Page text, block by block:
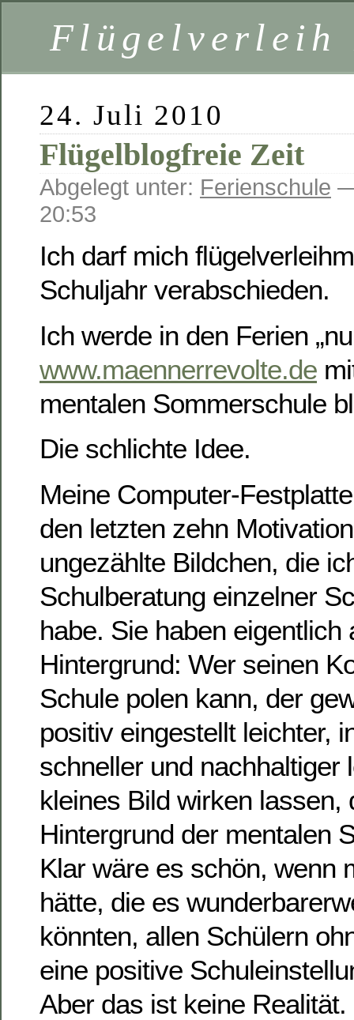
Flügelverleih
24. Juli 2010
Flügelblogfreie Zeit
Abgelegt unter: Ferienschule
20:53
Ich darf mich
Schuljahr verabschieden.
Ich werde in den Ferien
www.maennerrevolte.de
mentalen Sommerschule
Die schlichte Idee.
Meine Computer-
den letzten zehn
ungezählte Bildchen, die
Schulberatung einzelner
habe. Sie haben eigentlich
Hintergrund: Wer seinen
Schule polen kann, der
positiv eingestellt leichter,
schneller und nachhaltiger
kleines Bild wirken lassen,
Hintergrund der mentalen
Klar wäre es schön, wenn
hätte, die es
könnten, allen Schülern
eine positive
Aber das ist keine